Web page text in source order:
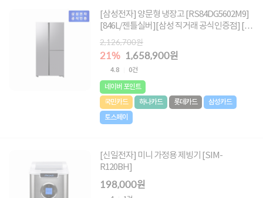
[삼성전자] 양문형 냉장고 [RS84DG5602M9]
[846L/젠틀실버][삼성 직거래 공식인증점] [전
국 무료 배송/설치/폐가전 수거]
2,126,700원
21% 1,658,900원
4.8 0건
네이버 포인트
국민카드
하나카드 롯데카드
삼성카드
토스페이
[신일전자] 미니 가정용 제빙기 [SIM-
R120BH]
198,000원